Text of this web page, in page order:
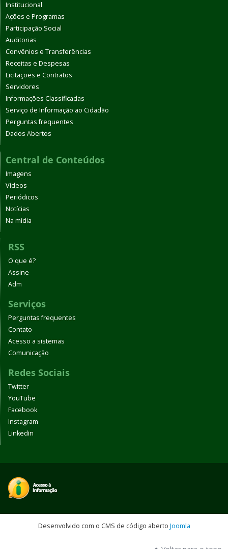
Institucional
Ações e Programas
Participação Social
Auditorias
Convênios e Transferências
Receitas e Despesas
Licitações e Contratos
Servidores
Informações Classificadas
Serviço de Informação ao Cidadão
Perguntas frequentes
Dados Abertos
Central de Conteúdos
Imagens
Vídeos
Periódicos
Notícias
Na mídia
RSS
O que é?
Assine
Adm
Serviços
Perguntas frequentes
Contato
Acesso a sistemas
Comunicação
Redes Sociais
Twitter
YouTube
Facebook
Instagram
Linkedin
Desenvolvido com o CMS de código aberto Joomla